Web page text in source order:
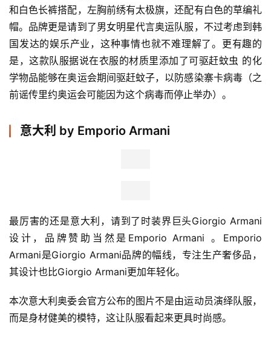
和白色长裤搭配，左胸前绣有太极旗，还配有白色的草编礼
帽。品牌更是请到了男女明星代言奥运队服，不过考虑到韩
国发达的娱乐产业，这种事情也就不难理解了。更有趣的
是，这款队服据说在衣服的材质里添加了可驱赶蚊虫 的化
学物品能够在奥运会期间驱赶蚊子，以防感染寨卡病毒（之
前谣传里约奥运会可能因为这个病毒而停止举办）。
意大利 by Emporio Armani
最厉害的还是意大利，请到了时装界巨头Giorgio Armani
设计，品牌赞助当然是Emporio Armani 。 Emporio
Armani是Giorgio Armani品牌的幅线，专注生产奢侈品，
其设计也比Giorgio Armani更加年轻化。
本次意大利奥委会官方公布的图片不是由运动员演绎队服，
而是身材健美的模特，这让队服看起来更具时尚感。